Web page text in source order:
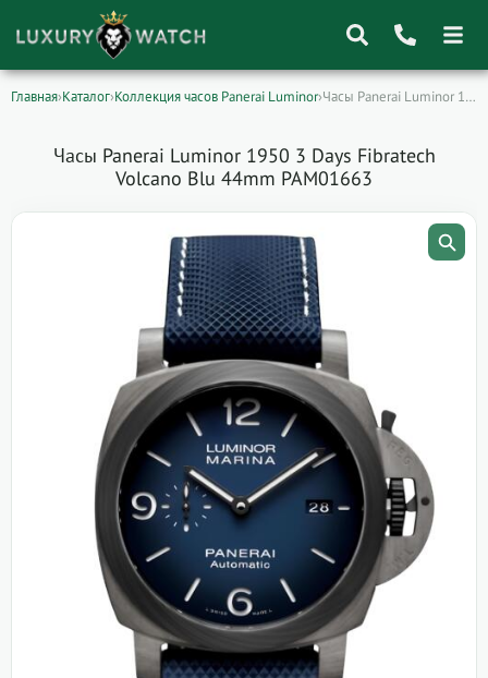
Главная›Каталог›Коллекция часов Panerai Luminor› Часы Panerai Luminor 1950 3 Days Fibratech…
Часы Panerai Luminor 1950 3 Days Fibratech
Volcano Blu 44mm PAM01663